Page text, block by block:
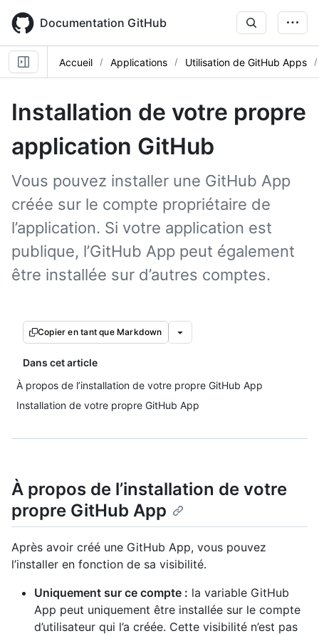
main
content
Documentation GitHub
Accueil Applications Utilisation de GitHub Apps
Installation de votre propre
application GitHub
Vous pouvez installer une GitHub App
créée sur le compte propriétaire de
l’application. Si votre application est
publique, l’GitHub App peut également
être installée sur d’autres comptes.
Copier en tant que Markdown
Dans cet article
À propos de l’installation de votre propre GitHub App
Installation de votre propre GitHub App
À propos de l’installation de votre
propre GitHub App
Après avoir créé une GitHub App, vous pouvez
l’installer en fonction de sa visibilité.
Uniquement sur ce compte : la variable GitHub
App peut uniquement être installée sur le compte
d’utilisateur qui l’a créée. Cette visibilité n’est pas